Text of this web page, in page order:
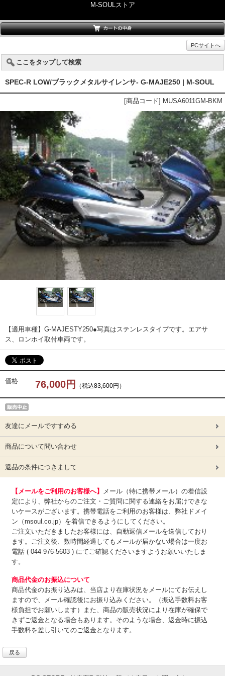
M-SOULストア
PCサイトへ
ここをタップして検索
SPEC-R LOW/ブラックメタルサイレンサ- G-MAJE250 | M-SOUL
[商品コード] MUSA6011GM-BKM
【適用車種】G-MAJESTY250●写真はステンレスタイプです。エアサ
ス、ロンホイ取付車両です。
価格 76,000円 （税込83,600円）
友達にメールですすめる
商品について問い合わせ
返品の条件につきまして
【メールをご利用のお客様へ】
メール（特に携帯メール）の着信設
定により、弊社からのご注文・ご質問に関する連絡をお届けできな
いケースがございます。携帯電話をご利用のお客様は、弊社ドメイ
ン（msoul.co.jp）を着信できるようにしてください。
ご注文いただきましたお客様には、自動返信メールを送信しており
ます。ご注文後、数時間経過してもメールが届かない場合は一度お
電話 ( 044-976-5603 ) にてご確認くださいますようお願いいたしま
す。
商品代金のお振込について
商品代金のお振り込みは、 当店より在庫状況をメールにてお伝えし
ますので、メール確認後にお振り込みください。（振込手数料お客
様負担でお願いします）また、商品の販売状況により在庫が確保で
きずご返金となる場合もあります。そのような場合、返金時に振込
手数料を差し引いてのご返金となります。
戻る